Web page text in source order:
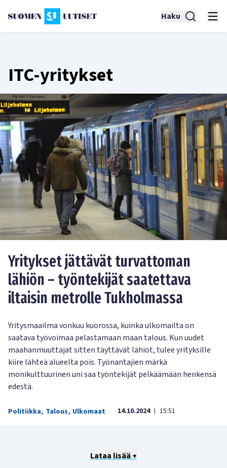
Haku
ITC-yritykset
Yritykset jättävät turvattoman
lähiön – työntekijät saatettava
iltaisin metrolle Tukholmassa
Yritysmaailma vonkuu kuorossa, kuinka ulkomailta on
saatava työvoimaa pelastamaan maan talous. Kun uudet
maahanmuuttajat sitten täyttävät lähiöt, tulee yrityksille
kiire lähteä alueelta pois. Työnantajien märkä
monikulttuurinen uni saa työntekijät pelkäämään henkensä
edestä.
Politiikka, Talous, Ulkomaat 14.10.2024 | 15:51
Lataa lisää +